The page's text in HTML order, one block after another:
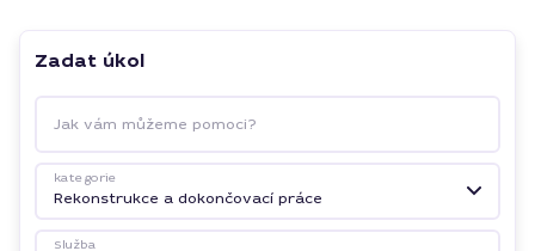
Zadat úkol
Jak vám můžeme pomoci?
kategorie
Rekonstrukce a dokončovací práce
Služba